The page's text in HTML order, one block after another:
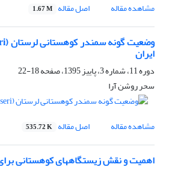
مشاهده مقاله اصل مقاله 1.67 M
ایران
دوره 11، شماره 3، پاییز 1395، صفحه
18-22
سحر روشن آرا
مشاهده مقاله اصل مقاله 535.72 K
اهمیت و نقش زیستگاههای کوهستانی